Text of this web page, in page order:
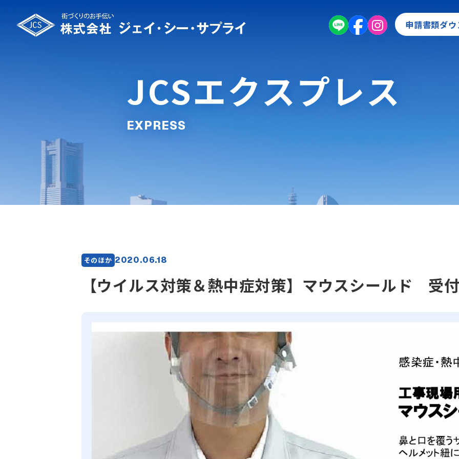
申請書類ダ
JCSエクスプレス
EXPRESS
そのほか 2020.06.18
【ウイルス対策＆熱中症対策】マウスシールド 受